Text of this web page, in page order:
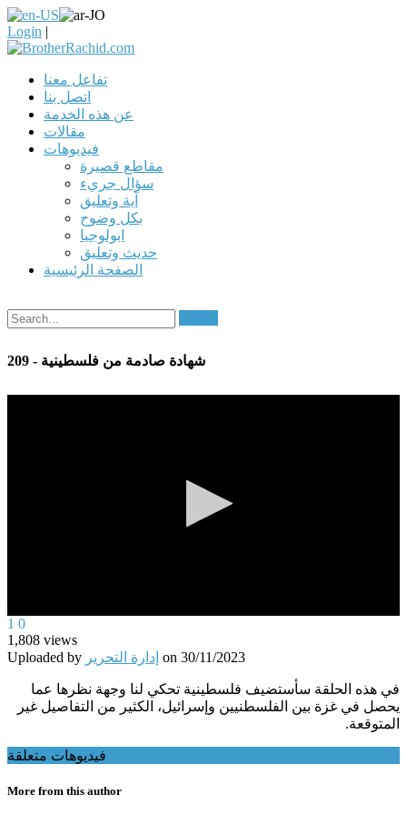
Login |
تفاعل معنا
اتصل بنا
عن هذه الخدمة
مقالات
فيديوهات
مقاطع قصيرة
سؤال جريء
آية وتعليق
بكل وضوح
ابولوجيا
حديث وتعليق
الصفحة الرئيسية
209 - شهادة صادمة من فلسطينية
0
seconds
of
0
seconds
1 0
1,808 views
Uploaded by إدارة التحرير on 30/11/2023
في هذه الحلقة سأستضيف فلسطينية تحكي لنا وجهة نظرها عما
يحصل في غزة بين الفلسطنيين وإسرائيل، الكثير من التفاصيل غير
المتوقعة.
فيديوهات متعلقة
More from this author